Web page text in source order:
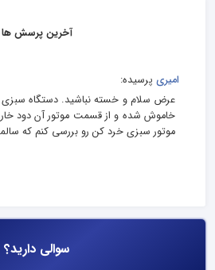
آخرین پرسش ها
امیری پرسیده:
عرض سلام و خسته نباشید. دستگاه سبزی
خاموش شده و از قسمت موتور آن دود
موتور سبزی خرد کن رو بررسی کنم که
سوالی دارید؟